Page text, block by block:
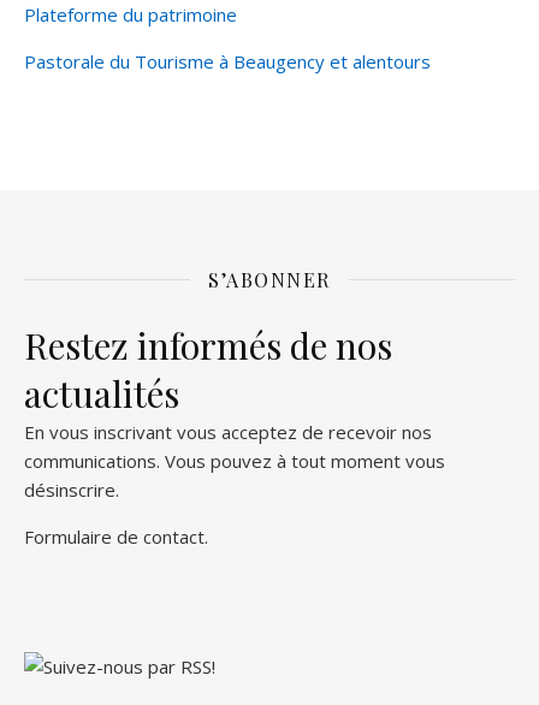
Plateforme du patrimoine
Pastorale du Tourisme à Beaugency et alentours
S’ABONNER
Restez informés de nos
actualités
En vous inscrivant vous acceptez de recevoir nos
communications. Vous pouvez à tout moment vous
désinscrire.
Formulaire de contact.